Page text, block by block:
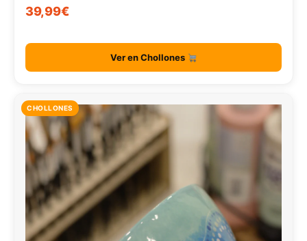
39,99€
Ver en Chollones
CHOLLONES